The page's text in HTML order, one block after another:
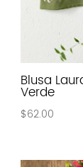
Blusa
Verde
$62.00